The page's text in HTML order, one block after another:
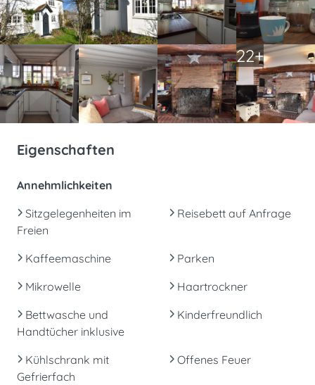
22+
Eigenschaften
Annehmlichkeiten
Sitzgelegenheiten im
Freien
Reisebett auf Anfrage
Kaffeemaschine
Parken
Mikrowelle
Haartrockner
Bettwasche und
Handtücher inklusive
Kinderfreundlich
Kühlschrank mit
Gefrierfach
Offenes Feuer